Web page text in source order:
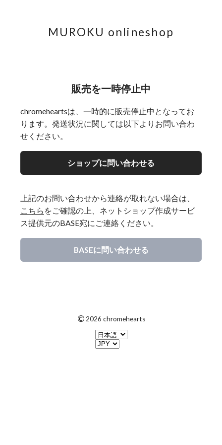
MUROKU onlineshop
販売を一時停止中
chromeheartsは、一時的に販売停止中となってお
ります。発送状況に関しては以下よりお問い合わ
せください。
ショップに問い合わせる
上記のお問い合わせから連絡が取れない場合は、
こちら をご確認の上、ネットショップ作成サービ
ス提供元のBASE宛にご連絡ください。
BASEに問い合わせる
© 2026 chromehearts